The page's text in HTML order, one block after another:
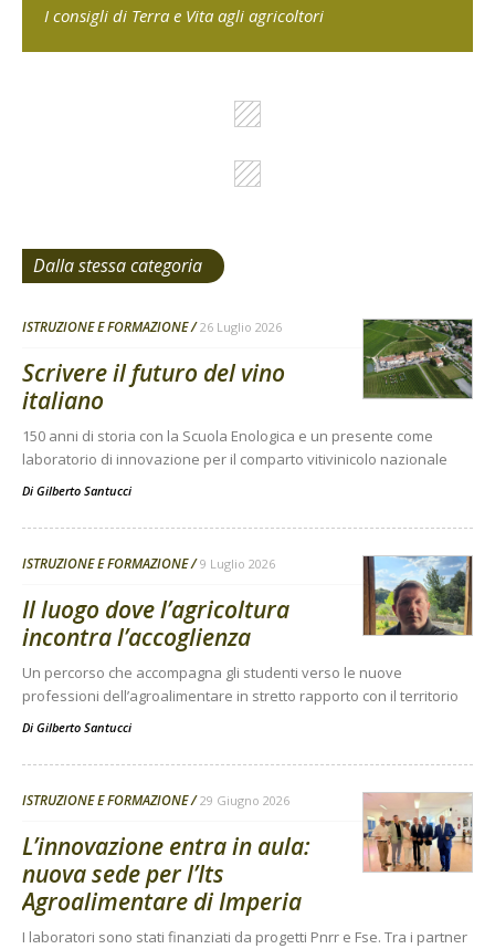
I consigli di Terra e Vita agli agricoltori
Dalla stessa categoria
ISTRUZIONE E FORMAZIONE 26 Luglio 2026
Scrivere il futuro del vino
italiano
150 anni di storia con la Scuola Enologica e un presente come
laboratorio di innovazione per il comparto vitivinicolo nazionale
Di Gilberto Santucci
ISTRUZIONE E FORMAZIONE 9 Luglio 2026
Il luogo dove l’agricoltura
incontra l’accoglienza
Un percorso che accompagna gli studenti verso le nuove
professioni dell’agroalimentare in stretto rapporto con il territorio
Di Gilberto Santucci
ISTRUZIONE E FORMAZIONE 29 Giugno 2026
L’innovazione entra in aula:
nuova sede per l’Its
Agroalimentare di Imperia
I laboratori sono stati finanziati da progetti Pnrr e Fse. Tra i partner